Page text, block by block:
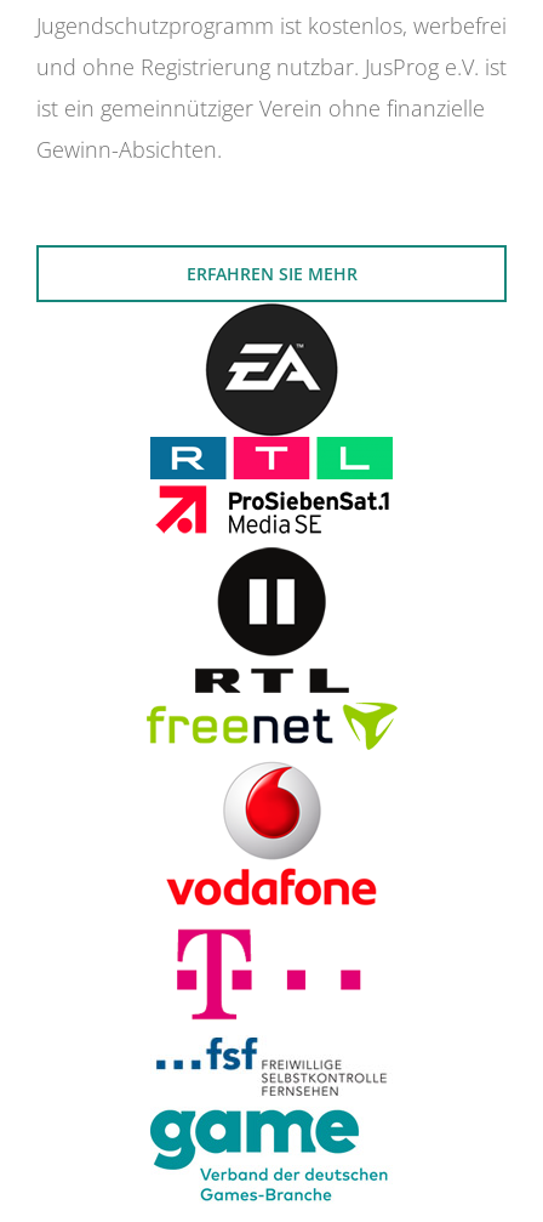
Jugendschutzprogramm ist kostenlos, werbefrei
und ohne Registrierung nutzbar. JusProg e.V. ist
ist ein gemeinnütziger Verein ohne finanzielle
Gewinn-Absichten.
ERFAHREN SIE MEHR